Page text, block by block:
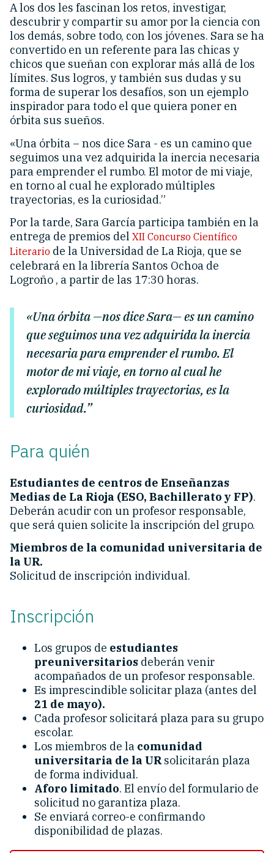
A los dos les fascinan los retos, investigar,
descubrir y compartir su amor por la ciencia con
los demás, sobre todo, con los jóvenes. Sara se ha
convertido en un referente para las chicas y
chicos que sueñan con explorar más allá de los
límites. Sus logros, y también sus dudas y su
forma de superar los desafíos, son un ejemplo
inspirador para todo el que quiera poner en
órbita sus sueños.
«Una órbita – nos dice Sara - es un camino que
seguimos una vez adquirida la inercia necesaria
para emprender el rumbo. El motor de mi viaje,
en torno al cual he explorado múltiples
trayectorias, es la curiosidad.”
Por la tarde, Sara García participa también en la
entrega de premios del XII Concurso Científico
Literario de la Universidad de La Rioja, que se
celebrará en la librería Santos Ochoa de
Logroño , a partir de las 17:30 horas.
«Una órbita —nos dice Sara— es un camino
que seguimos una vez adquirida la inercia
necesaria para emprender el rumbo. El
motor de mi viaje, en torno al cual he
explorado múltiples trayectorias, es la
curiosidad.”
Para quién
Estudiantes de centros de Enseñanzas
Medias de La Rioja (ESO, Bachillerato y FP).
Deberán acudir con un profesor responsable,
que será quien solicite la inscripción del grupo.
Miembros de la comunidad universitaria de
la UR.
Solicitud de inscripción individual.
Inscripción
Los grupos de estudiantes
preuniversitarios deberán venir
acompañados de un profesor responsable.
Es imprescindible solicitar plaza (antes del
21 de mayo).
Cada profesor solicitará plaza para su grupo
escolar.
Los miembros de la comunidad
universitaria de la UR solicitarán plaza
de forma individual.
Aforo limitado. El envío del formulario de
solicitud no garantiza plaza.
Se enviará correo-e confirmando
disponibilidad de plazas.